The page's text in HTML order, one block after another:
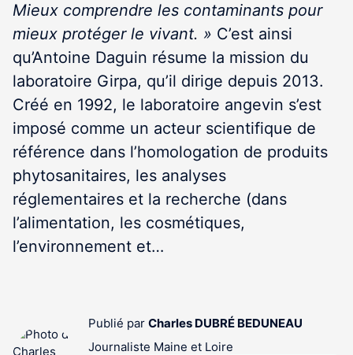
Mieux comprendre les contaminants pour
mieux protéger le vivant. » C’est ainsi
qu’Antoine Daguin résume la mission du
laboratoire Girpa, qu’il dirige depuis 2013.
Créé en 1992, le laboratoire angevin s’est
imposé comme un acteur scientifique de
référence dans l’homologation de produits
phytosanitaires, les analyses
réglementaires et la recherche (dans
l’alimentation, les cosmétiques,
l’environnement et…
Publié par Charles DUBRÉ BEDUNEAU
Journaliste Maine et Loire